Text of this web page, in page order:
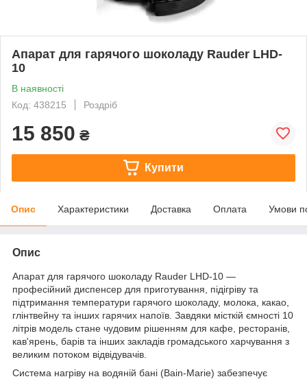
Апарат для гарячого шоколаду Rauder LHD-
10
В наявності
Код: 438215
Роздріб
15 850 ₴
Купити
Опис Характеристики Доставка Оплата Умови
Опис
Апарат для гарячого шоколаду Rauder LHD-10 —
професійний диспенсер для приготування, підігріву та
підтримання температури гарячого шоколаду, молока, какао,
глінтвейну та інших гарячих напоїв. Завдяки місткій ємності 10
літрів модель стане чудовим рішенням для кафе, ресторанів,
кав'ярень, барів та інших закладів громадського харчування з
великим потоком відвідувачів.
Система нагріву на водяній бані (Bain-Marie) забезпечує